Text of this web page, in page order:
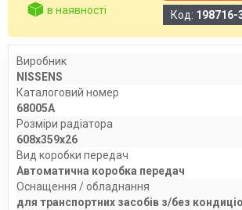
в наявності
Код: 198716-
Виробник
NISSENS
Каталоговий номер
68005A
Розміри радіатора
608x359x26
Вид коробки передач
Автоматична коробка передач
Оснащення / обладнання
для транспортних засобів з/без